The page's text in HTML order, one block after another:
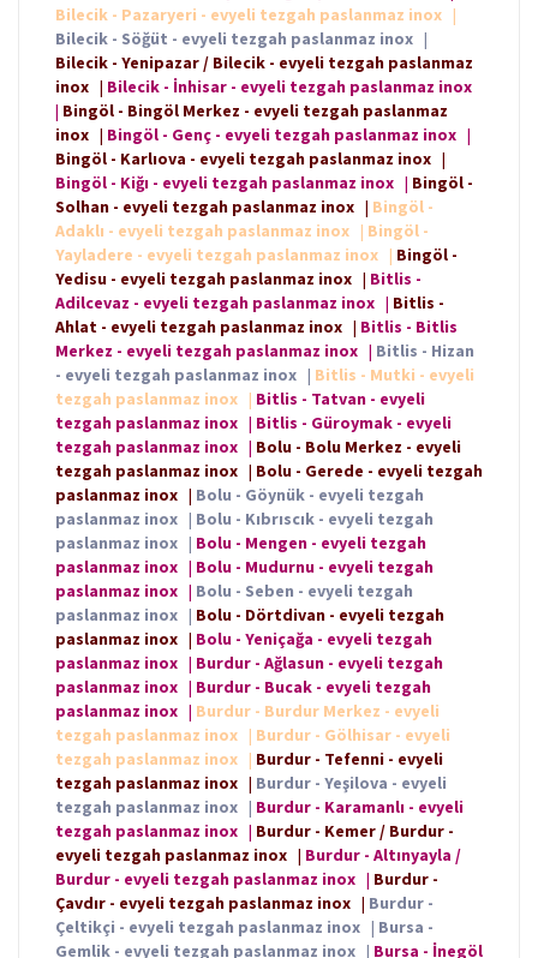
Bilecik - Pazaryeri - evyeli tezgah paslanmaz inox |
Bilecik - Söğüt - evyeli tezgah paslanmaz inox |
Bilecik - Yenipazar / Bilecik - evyeli tezgah paslanmaz
inox | Bilecik - İnhisar - evyeli tezgah paslanmaz inox
| Bingöl - Bingöl Merkez - evyeli tezgah paslanmaz
inox | Bingöl - Genç - evyeli tezgah paslanmaz inox |
Bingöl - Karlıova - evyeli tezgah paslanmaz inox |
Bingöl - Kiğı - evyeli tezgah paslanmaz inox | Bingöl -
Solhan - evyeli tezgah paslanmaz inox | Bingöl -
Adaklı - evyeli tezgah paslanmaz inox | Bingöl -
Yayladere - evyeli tezgah paslanmaz inox | Bingöl -
Yedisu - evyeli tezgah paslanmaz inox | Bitlis -
Adilcevaz - evyeli tezgah paslanmaz inox | Bitlis -
Ahlat - evyeli tezgah paslanmaz inox | Bitlis - Bitlis
Merkez - evyeli tezgah paslanmaz inox | Bitlis - Hizan
- evyeli tezgah paslanmaz inox | Bitlis - Mutki - evyeli
tezgah paslanmaz inox | Bitlis - Tatvan - evyeli
tezgah paslanmaz inox | Bitlis - Güroymak - evyeli
tezgah paslanmaz inox | Bolu - Bolu Merkez - evyeli
tezgah paslanmaz inox | Bolu - Gerede - evyeli tezgah
paslanmaz inox | Bolu - Göynük - evyeli tezgah
paslanmaz inox | Bolu - Kıbrıscık - evyeli tezgah
paslanmaz inox | Bolu - Mengen - evyeli tezgah
paslanmaz inox | Bolu - Mudurnu - evyeli tezgah
paslanmaz inox | Bolu - Seben - evyeli tezgah
paslanmaz inox | Bolu - Dörtdivan - evyeli tezgah
paslanmaz inox | Bolu - Yeniçağa - evyeli tezgah
paslanmaz inox | Burdur - Ağlasun - evyeli tezgah
paslanmaz inox | Burdur - Bucak - evyeli tezgah
paslanmaz inox | Burdur - Burdur Merkez - evyeli
tezgah paslanmaz inox | Burdur - Gölhisar - evyeli
tezgah paslanmaz inox | Burdur - Tefenni - evyeli
tezgah paslanmaz inox | Burdur - Yeşilova - evyeli
tezgah paslanmaz inox | Burdur - Karamanlı - evyeli
tezgah paslanmaz inox | Burdur - Kemer / Burdur -
evyeli tezgah paslanmaz inox | Burdur - Altınyayla /
Burdur - evyeli tezgah paslanmaz inox | Burdur -
Çavdır - evyeli tezgah paslanmaz inox | Burdur -
Çeltikçi - evyeli tezgah paslanmaz inox | Bursa -
Gemlik - evyeli tezgah paslanmaz inox | Bursa - İnegöl